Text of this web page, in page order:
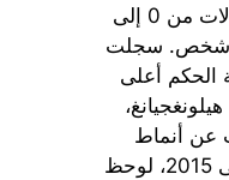
الصين، حيث تراوحت المعدلات من 0 إلى
88.61 حالة لكل 100,000 شخص. سجلت
الحكم أعلى
عن أنماط
مكانية مميزة: من 2004 إلى 2015، لوحظ